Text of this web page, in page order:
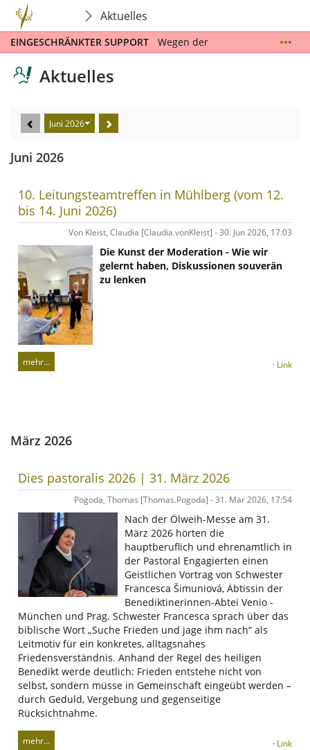
Aktuelles
EINGESCHRÄNKTER SUPPORT
Wegen der
Sommerschließzeit und urlaubsbedingter
Abwesenheiten können Ihre Supportanfragen vom
9.7.2026 und dem 9.8.2026 nur eingeschränkt und
werden. Ab dem 10.8.2026 stehen wir Ihnen wieder
zur Verfügung. Bitte beachten Sie die Hilfestellungen
Kontaktformular für Supportanfragen. Wir danken
für Ihr Verständnis und wünschen Ihnen eine
Gemeindepastoral
Aktuelles
Juni 2026
Juni 2026
10. Leitungsteamtreffen in Mühlberg (vom 12.
bis 14. Juni 2026)
Von Kleist, Claudia [Claudia.vonKleist] - 30. Jun 2026, 17:03
Die Kunst der Moderation - Wie wir
gelernt haben, Diskussionen souverän
zu lenken
mehr… · Link
März 2026
Dies pastoralis 2026 | 31. März 2026
Pogoda, Thomas [Thomas.Pogoda] - 31. Mär 2026, 17:54
Nach der Ölweih-Messe am 31.
März 2026 hörten die
hauptberuflich und ehrenamtlich in
der Pastoral Engagierten einen
Geistlichen Vortrag von Schwester
Francesca Šimuniová, Äbtissin der
Benediktinerinnen-Abtei Venio -
München und Prag. Schwester Francesca sprach über das
biblische Wort „Suche Frieden und jage ihm nach“ als
Leitmotiv für ein konkretes, alltagsnahes
Friedensverständnis. Anhand der Regel des heiligen
Benedikt werde deutlich: Frieden entstehe nicht von
selbst, sondern müsse in Gemeinschaft eingeübt werden –
durch Geduld, Vergebung und gegenseitige
Rücksichtnahme.
mehr… · Link